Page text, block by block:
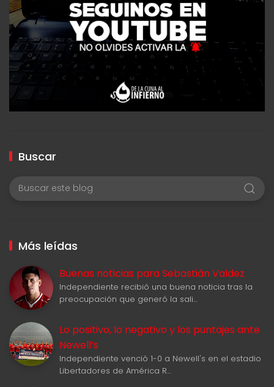
Buscar
Más leídas
Buenas noticias para Sebastián Valdez
Independiente recibió una buena noticia tras la
preocupación que generó la sali…
Lo positivo, lo negativo y los puntajes ante
Newell‘s
Independiente venció 1-0 a Newell's en el estadio
Libertadores de América R…